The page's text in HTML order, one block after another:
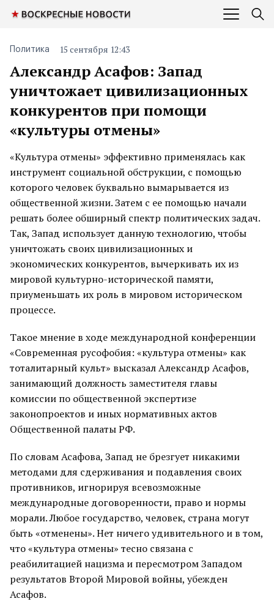
Александр Асафов: Запад
уничтожает цивилизационных
конкурентов при помощи
«культуры отмены»
Политика 15 сентября 12:43
«Культура отмены» эффективно применялась как
инструмент социальной обструкции, с помощью
которого человек буквально вымарывается из
общественной жизни. Затем с ее помощью начали
решать более обширный спектр политических задач.
Так, Запад использует данную технологию, чтобы
уничтожать своих цивилизационных и
экономических конкурентов, вычеркивать их из
мировой культурно-исторической памяти,
приуменьшать их роль в мировом историческом
процессе.
Такое мнение в ходе международной конференции
«Современная русофобия: «культура отмены» как
тоталитарный культ» высказал Александр Асафов,
занимающий должность заместителя главы
комиссии по общественной экспертизе
законопроектов и иных нормативных актов
Общественной палаты РФ.
По словам Асафова, Запад не брезгует никакими
методами для сдерживания и подавления своих
противников, игнорируя всевозможные
международные договоренности, право и нормы
морали. Любое государство, человек, страна могут
быть «отменены». Нет ничего удивительного и в том,
что «культура отмены» тесно связана с
реабилитацией нацизма и пересмотром Западом
результатов Второй Мировой войны, убежден
Асафов.